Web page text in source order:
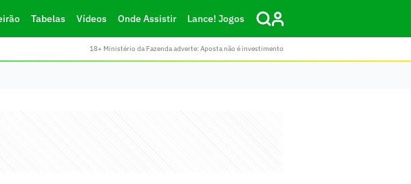
Tabelas Vídeos Onde Assistir Lance! Jogos
18+ Ministério da Fazenda adverte: Aposta não é investimento